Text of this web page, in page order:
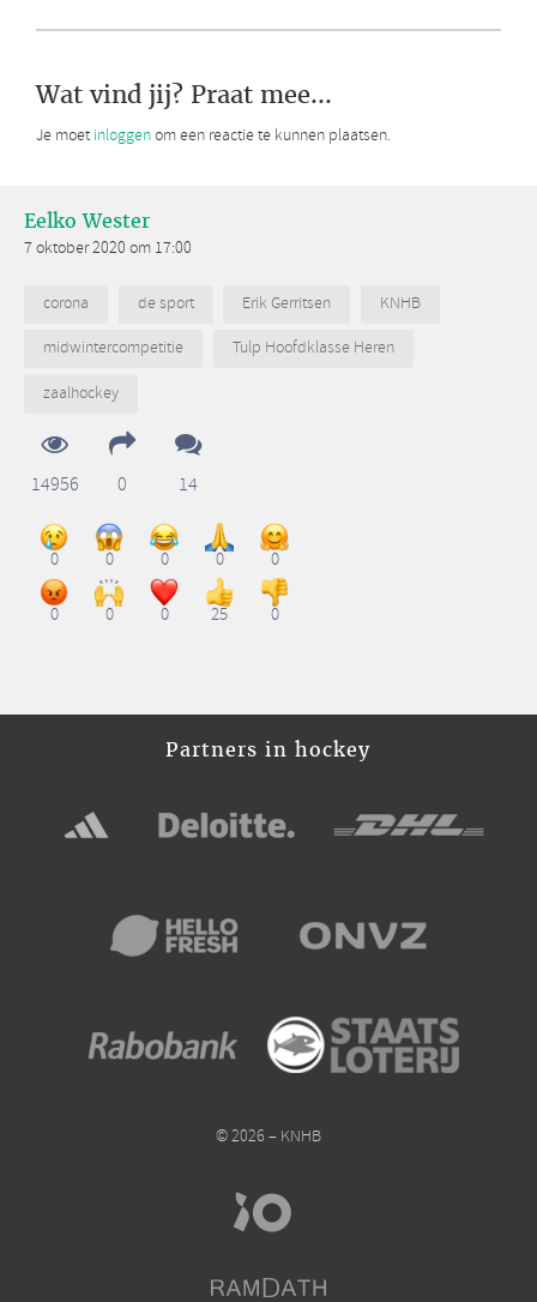
Wat vind jij? Praat mee...
Je moet inloggenom een reactie te kunnen plaatsen.
Eelko Wester
7 oktober 2020 om 17:00
corona de sport Erik Gerritsen
KNHB
midwintercompetitie
Tulp Hoofdklasse Heren
zaalhockey
14956 0 14
0 0 0 0 0
0 0 0 25 0
Partners in hockey
© 2026 – KNHB